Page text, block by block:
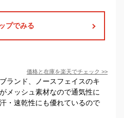
プでみる
価格と在庫を楽天でチェック >>
ランド、ノースフェイスのキ
メッシュ素材なので通気性に
・速乾性にも優れているので